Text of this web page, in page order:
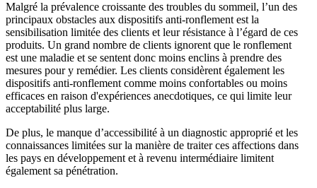
Malgré la prévalence croissante des troubles du sommeil, l’un des
principaux obstacles aux dispositifs anti-ronflement est la
sensibilisation limitée des clients et leur résistance à l’égard de ces
produits. Un grand nombre de clients ignorent que le ronflement
est une maladie et se sentent donc moins enclins à prendre des
mesures pour y remédier. Les clients considèrent également les
dispositifs anti-ronflement comme moins confortables ou moins
efficaces en raison d'expériences anecdotiques, ce qui limite leur
acceptabilité plus large.
De plus, le manque d’accessibilité à un diagnostic approprié et les
connaissances limitées sur la manière de traiter ces affections dans
les pays en développement et à revenu intermédiaire limitent
également sa pénétration.